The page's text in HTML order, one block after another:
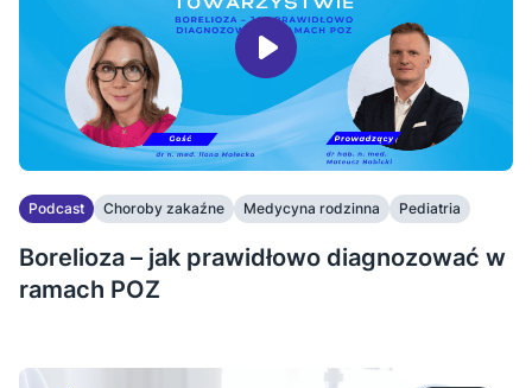
Podcast Choroby zakaźne Medycyna rodzinna Pediatria
Borelioza – jak prawidłowo diagnozować w
ramach POZ